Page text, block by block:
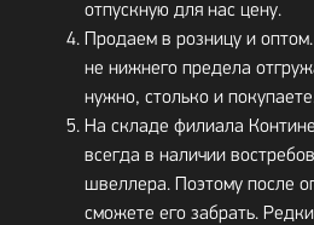
отпускную для нас цену.
Продаем в розницу и
не нижнего предела
нужно, столько и
На складе филиала
всегда в наличии
швеллера. Поэтому после
сможете его забрать.